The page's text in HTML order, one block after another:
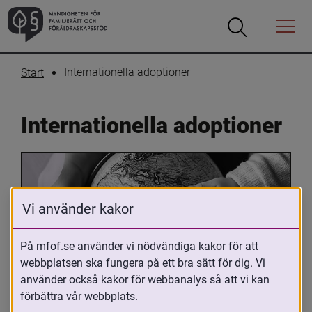
Öppna
Öppna
Menyn
Start Internationella adoptioner
Internationella adoptioner
Oavsett om du är adopterad,
adoptivförälder eller arbetar med
Vi använder kakor
På mfof.se använder vi nödvändiga kakor för att
webbplatsen ska fungera på ett bra sätt för dig. Vi
använder också kakor för webbanalys så att vi kan
förbättra vår webbplats.